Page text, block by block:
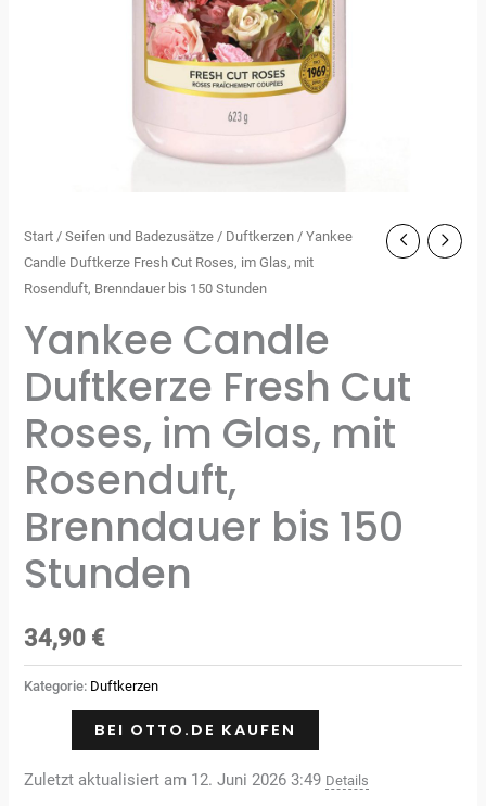
Start /Seifen und Badezusätze / Duftkerzen / Yankee
Candle Duftkerze Fresh Cut Roses, im Glas, mit
Rosenduft, Brenndauer bis 150 Stunden
Yankee Candle
Duftkerze Fresh Cut
Roses, im Glas, mit
Rosenduft,
Brenndauer bis 150
Stunden
34,90 €
Kategorie: Duftkerzen
BEI OTTO.DE KAUFEN
Zuletzt aktualisiert am 12. Juni 2026 3:49 Details